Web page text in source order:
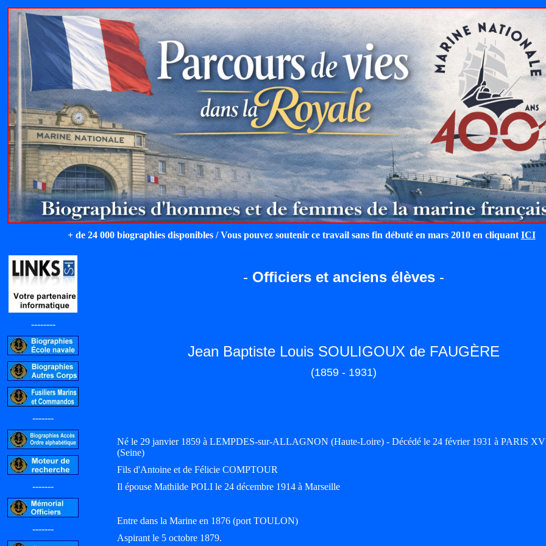
+ de 24 000 biographies disponibles / Vous pouvez soutenir ce travail sans fin débuté en mars 2010 en cliquant ICI
--------
-------
-------
-------
- Officiers et anciens élèves -
Jean Baptiste Louis SOULIGOUX de FAUGÈRE
(1859 - 1931)
Né le 29 janvier 1859 à LEMPDES-sur-ALLAGNON (Haute-Loire) - Décédé le 24 février 1931 à PARIS
(Seine)
Fils d'Antoine et de Félicie COMPTOUR
Il épouse Mathilde POLI le 24 décembre 1914 à Marseille
Entre dans la Marine en 1876 (port TOULON)
Aspirant le 5 octobre 1879.